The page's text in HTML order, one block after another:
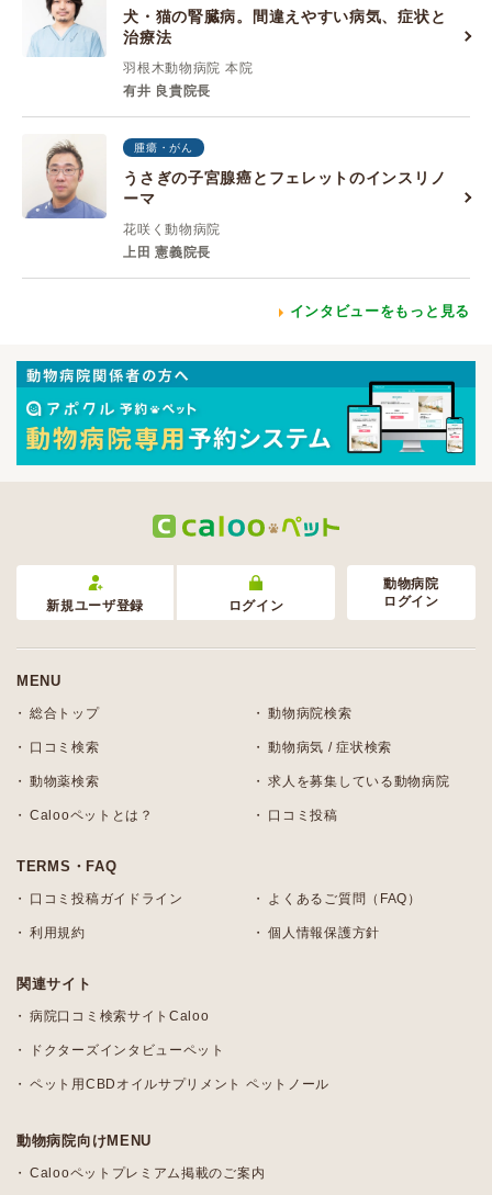
犬・猫の腎臓病。間違えやすい病気、症状と
治療法
羽根木動物病院 本院
有井 良貴院長
腫瘍・がん
うさぎの子宮腺癌とフェレットのインスリノ
ーマ
花咲く動物病院
上田 憲義院長
インタビューをもっと見る
新規ユーザ登録 ログイン
動物病院
ログイン
MENU
総合トップ 動物病院検索
口コミ検索 動物病気 / 症状検索
動物薬検索 求人を募集している動物病院
Calooペットとは？ 口コミ投稿
TERMS・FAQ
口コミ投稿ガイドライン よくあるご質問（FAQ）
利用規約 個人情報保護方針
関連サイト
病院口コミ検索サイトCaloo
ドクターズインタビューペット
ペット用CBDオイルサプリメント ペットノール
動物病院向けMENU
Calooペットプレミアム掲載のご案内